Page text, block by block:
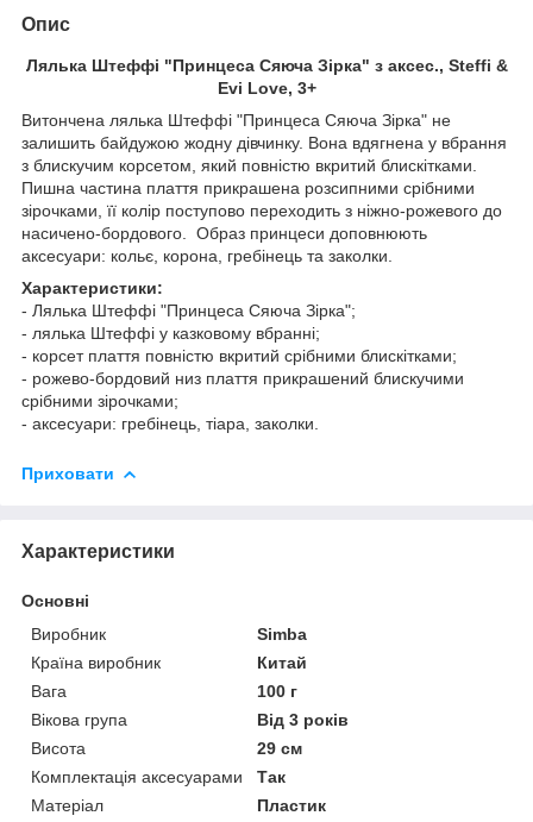
Опис
Лялька Штеффі "Принцеса Сяюча Зірка" з аксес., Steffi &
Evi Love, 3+
Витончена лялька Штеффі "Принцеса Сяюча Зірка" не
залишить байдужою жодну дівчинку. Вона вдягнена у вбрання
з блискучим корсетом, який повністю вкритий блискітками.
Пишна частина плаття прикрашена розсипними срібними
зірочками, її колір поступово переходить з ніжно-рожевого до
насичено-бордового. Образ принцеси доповнюють
аксесуари: кольє, корона, гребінець та заколки.
Характеристики:
- Лялька Штеффі "Принцеса Сяюча Зірка";
- лялька Штеффі у казковому вбранні;
- корсет плаття повністю вкритий срібними блискітками;
- рожево-бордовий низ плаття прикрашений блискучими
срібними зірочками;
- аксесуари: гребінець, тіара, заколки.
Приховати
Характеристики
Основні
Виробник
Sіmba
Країна виробник
Китай
Вага
100 г
Вікова група
Від 3 років
Висота
29 см
Комплектація аксесуарами
Так
Матеріал
Пластик